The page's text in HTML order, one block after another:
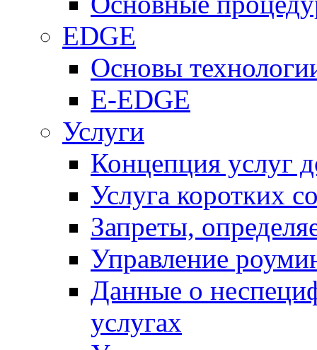
EDGE
Основы
E-EDGE
Услуги
Концепция услуг
Услуга коротких
Запреты,
Управление
Данные о
услугах